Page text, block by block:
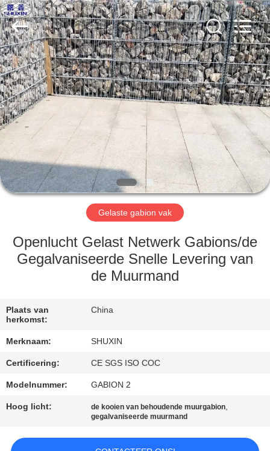
THUIS
PRODUCTEN
OVER
ONS
FABRIEKSTOCHT
KWALITEITSCONTROLE
NEEM
MET
ONS
NIEUWS
Wire
Mesh
Co.,
Ltd..
All
Rights
Reserved.
Gelaste gabion vak
Openlucht Gelast Netwerk Gabions/de
Gegalvaniseerde Snelle Levering van
de Muurmand
Plaats van
herkomst:
China
Merknaam: SHUXIN
Certificering: CE SGS ISO COC
Modelnummer: GABION 2
Hoog licht: de kooien van behoudende muurgabion,
gegalvaniseerde muurmand